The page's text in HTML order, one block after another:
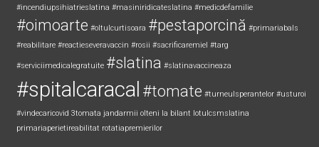
#incendiupsihiatrieslatina #masiniridicateslatina #medicdefamilie
#oimoarte #oltulcurtisoara #pestaporcină #primariabals
#reabilitare #reactieseveravaccin #rosii #sacrificaremiel #targ
#serviciimedicalegratuite #slatina #slatinavaccineaza
#spitalcaracal #tomate #turneulsperantelor #usturoi
#vindecaricovid 3tomata jandarmii olteni la bilant lotulcsmslatina
primariaperietireabilitat rotatiapremierilor